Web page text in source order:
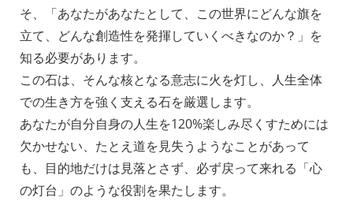
そ、「あなたがあなたとして、この世界にどんな旗を
立て、どんな創造性を発揮していくべきなのか？」を
知る必要があります。
この石は、 そんな核となる意志に火を灯し、人生全体
での生き方を強く支える石を厳選します。
あなたが自分自身の人生を120%楽しみ尽くすためには
欠かせない、たとえ道を見失うようなことがあって
も、目的地だけは見落とさず、必ず戻って来れる 「心
の灯台」のような役割を果たします。